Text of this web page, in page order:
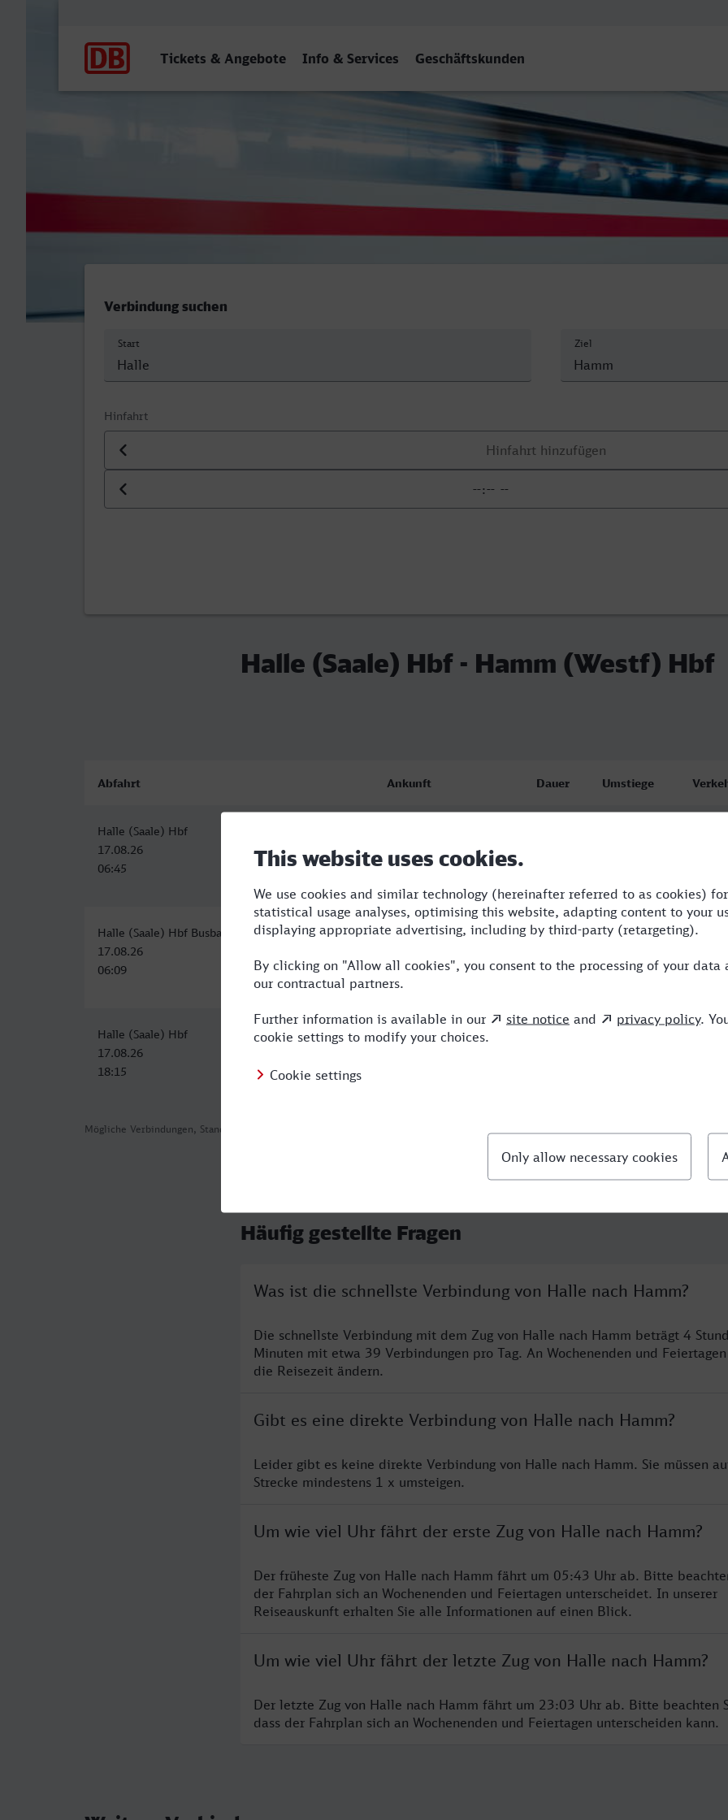
Tickets & Angebote Info & Services Geschäftskunden
Halle (Saale) Hbf - Hamm (Westf) Hbf
Verbindung suchen
Start Ziel
Hinfahrt
Datum der Hinfahrt
Uhrzeit der Hinfahrt
Halle (Saale) Hbf - Hamm (Westf) Hbf
Mögliche Verbindungen, Stand: 2026-08-03 14:51
Abfahrt Ankunft Dauer Umstiege
Halle (Saale) Hbf
17.08.26
06:45
10:50
Halle (Saale) Hbf Busbahnhof Bussteig 8
17.08.26
06:09
Hamm (Westf) Hbf
11:52
5:43 2
Halle (Saale) Hbf
17.08.26
18:15
Hamm (Westf) Hbf
Häufig gestellte Fragen
Was ist die schnellste Verbindung von Halle nach Hamm?
Die schnellste Verbindung mit dem Zug von Halle nach Hamm beträgt 4
Minuten mit etwa 39 Verbindungen pro Tag. An Wochenenden und
die Reisezeit ändern.
Gibt es eine direkte Verbindung von Halle nach Hamm?
Leider gibt es keine direkte Verbindung von Halle nach Hamm. Sie müssen
Strecke mindestens 1 x umsteigen.
Um wie viel Uhr fährt der erste Zug von Halle nach Hamm?
Der früheste Zug von Halle nach Hamm fährt um 05:43 Uhr ab. Bitte
der Fahrplan sich an Wochenenden und Feiertagen unterscheidet. In unserer
Reiseauskunft erhalten Sie alle Informationen auf einen Blick.
Um wie viel Uhr fährt der letzte Zug von Halle nach Hamm?
Der letzte Zug von Halle nach Hamm fährt um 23:03 Uhr ab. Bitte beachten
dass der Fahrplan sich an Wochenenden und Feiertagen unterscheiden kann.